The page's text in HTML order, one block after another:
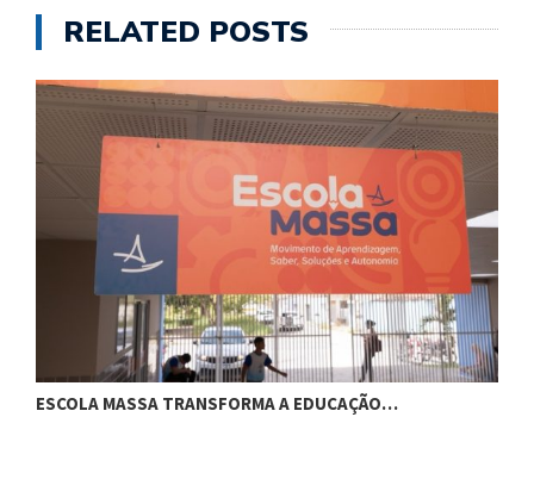
RELATED POSTS
ESCOLA MASSA TRANSFORMA A EDUCAÇÃO…